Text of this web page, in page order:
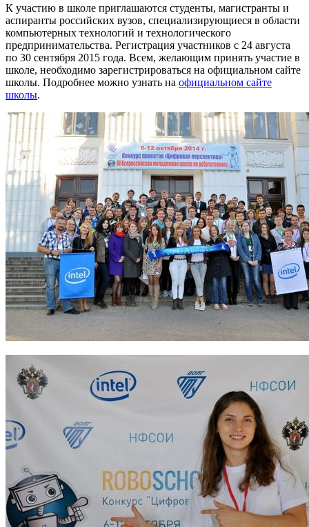
К участию в школе приглашаются студенты, магистранты и
аспиранты российских вузов, специализирующиеся в области
компьютерных технологий и технологического
предпринимательства. Регистрация участников с 24 августа
по 30 сентября 2015 года. Всем, желающим принять участие в
школе, необходимо зарегистрироваться на официальном сайте
школы. Подробнее можно узнать на официальном сайте
школы.